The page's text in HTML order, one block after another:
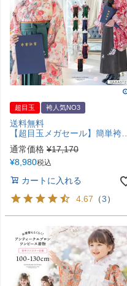
超目玉 袴人気NO3
送料無料
【超目玉メガセール】簡単袴セット 京都絵師描き下ろし新柄 2025年3月卒業 着付け かんたん袴 袴セット 小学校 卒業式 卒園式 女の子 袴 保育園 年長袴 簡単着付け 刺繍入り 和装 着物 七五三 [再入荷なし・在庫限り] キャサリンコテージ TAK [在庫限り]
通常価格 ¥17,170
¥8,980税込
カートに入れる
4.67 （3）